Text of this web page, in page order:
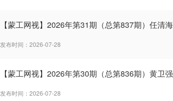
【蒙工网视】2026年第31期（总第837期）任清
发布时间：2026-07-28
【蒙工网视】2026年第30期（总第836期）黄卫
发布时间：2026-07-28